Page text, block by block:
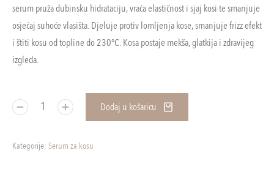
serum pruža dubinsku hidrataciju, vraća elastičnost i sjaj kosi te smanjuje
osjećaj suhoće vlasišta. Djeluje protiv lomljenja kose, smanjuje frizz efekt
i štiti kosu od topline do 230°C. Kosa postaje mekša, glatkija i zdravijeg
izgleda.
Dodaj u košaricu
Kategorije: Serum za kosu